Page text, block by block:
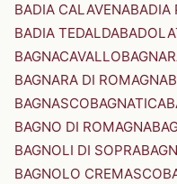
BADIA CALAVENABADIA
BADIA TEDALDA
BAGNACAVALLO
BAGNARA DI ROMAGNA
BAGNASCOBAGNATICA
BAGNO DI ROMAGNA
BAGNOLI DI SOPRA
BAGNOLO CREMASCO